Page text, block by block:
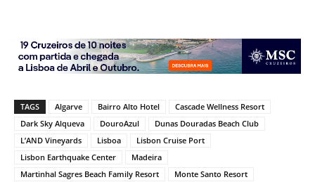
TAGS Algarve Bairro Alto Hotel
Cascade Wellness Resort
Dark Sky Alqueva
DouroAzul
Dunas Douradas Beach Club
L’AND Vineyards
Lisboa
Lisbon Cruise Port
Lisbon Earthquake Center
Madeira
Martinhal Sagres Beach Family Resort
Monte Santo Resort